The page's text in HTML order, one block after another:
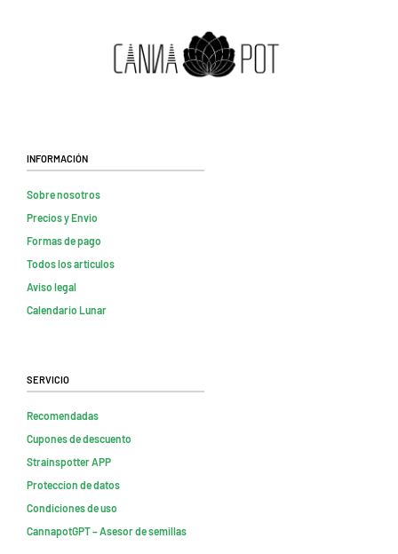
Información
Sobre nosotros
Precios y Envio
Formas de pago
Todos los artículos
Aviso legal
Calendario Lunar
Servicio
Recomendadas
Cupones de descuento
Strainspotter APP
Proteccion de datos
Condiciones de uso
CannapotGPT – Asesor de semillas